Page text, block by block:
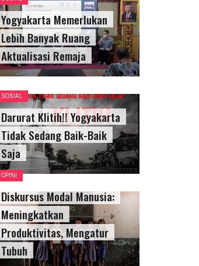
Yogyakarta Memerlukan
Lebih Banyak Ruang
Aktualisasi Remaja
SOSIAL
Darurat Klitih!! Yogyakarta
Tidak Sedang Baik-Baik
Saja
OPINI
Diskursus Modal Manusia:
Meningkatkan
Produktivitas, Mengatur
Tubuh